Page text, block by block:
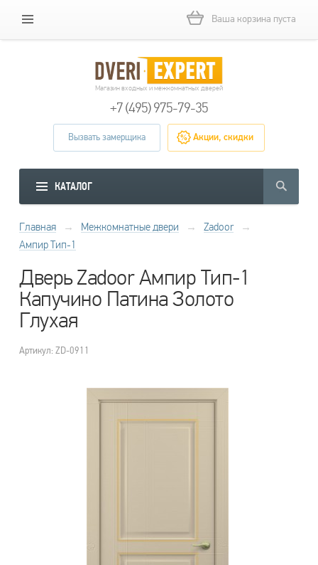
Ваша корзина пуста
Магазин входных и межкомнатных дверей
+7 (495) 975-79-35
Вызвать замерщика Акции, скидки
КАТАЛОГ
Главная → Межкомнатные двери → Zadoor
→
Ампир Тип-1
Дверь Zadoor Ампир Тип-1
Капучино Патина Золото
Глухая
Артикул: ZD-0911